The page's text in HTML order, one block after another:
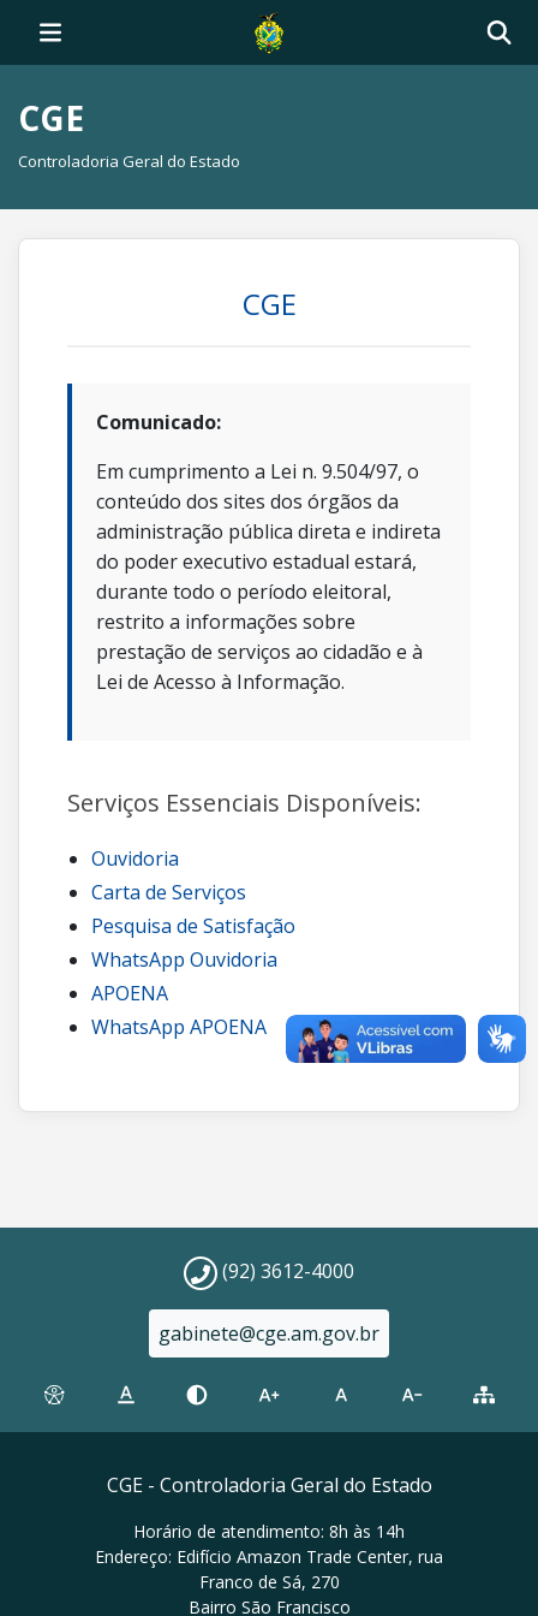
CGE
Controladoria Geral do Estado
CGE
Comunicado:
Em cumprimento a Lei n. 9.504/97, o
conteúdo dos sites dos órgãos da
administração pública direta e indireta
do poder executivo estadual estará,
durante todo o período eleitoral,
restrito a informações sobre
prestação de serviços ao cidadão e à
Lei de Acesso à Informação.
Serviços Essenciais Disponíveis:
Ouvidoria
Carta de Serviços
Pesquisa de Satisfação
WhatsApp Ouvidoria
APOENA
WhatsApp APOENA
(92) 3612-4000
gabinete@cge.am.gov.br
CGE - Controladoria Geral do Estado
Horário de atendimento: 8h às 14h
Endereço: Edifício Amazon Trade Center, rua
Franco de Sá, 270
Bairro São Francisco